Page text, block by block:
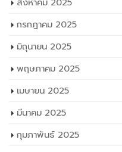
กรกฎาคม 2025
มิถุนายน 2025
พฤษภาคม 2025
เมษายน 2025
มีนาคม 2025
กุมภาพันธ์ 2025